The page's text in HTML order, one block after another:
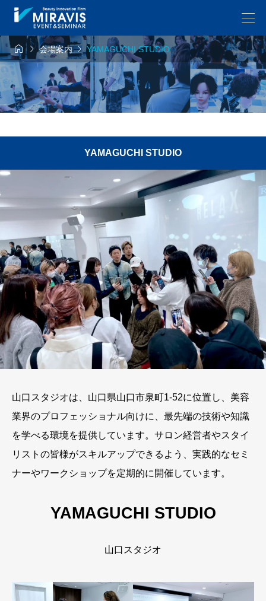
会場案内YAMAGUCHI STUDIO
YAMAGUCHI STUDIO
山口スタジオは、山口県山口市泉町1-52に位置し、美容
業界のプロフェッショナル向けに、最先端の技術や知識
を学べる環境を提供しています。サロン経営者やスタイ
リストの皆様がスキルアップできるよう、実践的なセミ
ナーやワークショップを定期的に開催しています。
YAMAGUCHI STUDIO
山口スタジオ